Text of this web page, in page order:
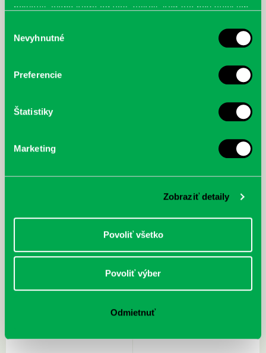
poskytli, alebo ktoré od vás získali, keď ste používali ich
súhlasu
Nevyhnutné
Preferencie
Štatistiky
Marketing
Zobraziť detaily
Povoliť všetko
Povoliť výber
Odmietnuť
cyklistu modernej doby:
nezastaviteľný
Sprievodca po hviezdnej oblohe
kompletný sprievodca